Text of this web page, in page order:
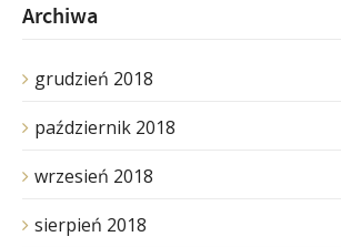
Archiwa
grudzień 2018
październik 2018
wrzesień 2018
sierpień 2018